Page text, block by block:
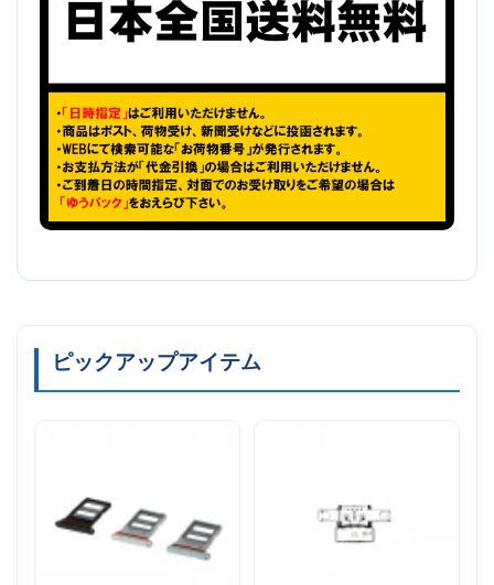
ピックアップアイテム